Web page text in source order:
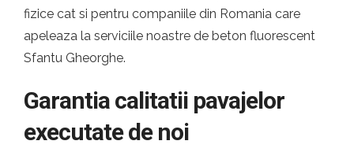
fizice cat si pentru companiile din Romania care
apeleaza la serviciile noastre de beton fluorescent
Sfantu Gheorghe.
Garantia calitatii pavajelor
executate de noi